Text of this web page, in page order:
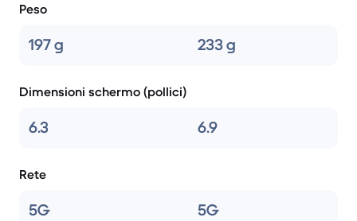
Peso
197 g 233 g
Dimensioni schermo (pollici)
6.3 6.9
Rete
5G 5G